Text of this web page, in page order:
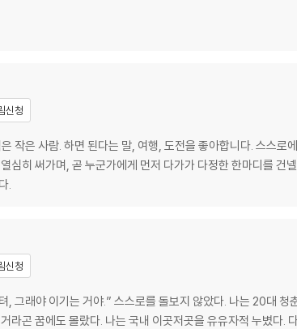
신청
작은 사람. 하면 된다는 말, 여행, 도전을 좋아합니다. 스스
심히 써가며, 곧 누군가에게 먼저 다가가 다정한 한마디를 건
.
신청
, 그래야 이기는 거야.” 스스로를 돌보지 않았다. 나는 20대
라곤 꿈에도 몰랐다. 나는 국내 이곳저곳을 유유자적 누볐다.